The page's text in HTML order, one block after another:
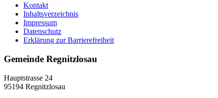
Kontakt
Inhaltsverzeichnis
Impressum
Datenschutz
Erklärung zur Barrierefreiheit
Gemeinde Regnitzlosau
Hauptstrasse 24
95194 Regnitzlosau